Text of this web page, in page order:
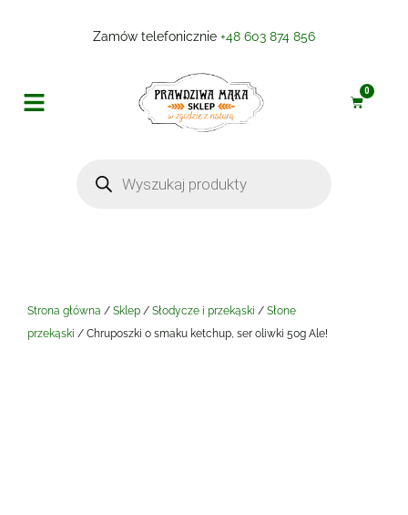
Zamów telefonicznie +48 603 874 856
0
Strona główna / Sklep / Słodycze i przekąski / Słone
przekąski / Chruposzki o smaku ketchup, ser oliwki 50g Ale!